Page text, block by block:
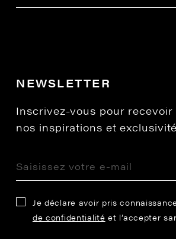
NEWSLETTER
Inscrivez-vous pour
nos inspirations et
Je déclare avoir pris
de confidentialité et l’accepter